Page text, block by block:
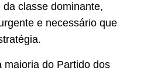
classe dominante,
e necessário que
maioria do Partido dos